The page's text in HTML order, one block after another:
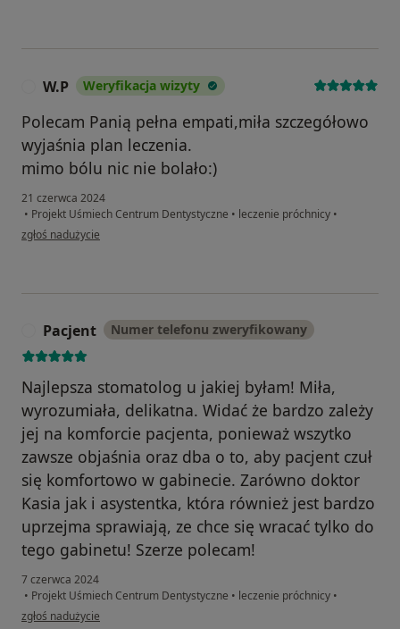
W.P Weryfikacja wizyty
Polecam Panią pełna empati,miła szczegółowo
wyjaśnia plan leczenia.
mimo bólu nic nie bolało:)
21 czerwca 2024
• Projekt Uśmiech Centrum Dentystyczne • leczenie próchnicy •
w opinii użytkownika W.P
zgłoś nadużycie
Pacjent Numer telefonu zweryfikowany
Najlepsza stomatolog u jakiej byłam! Miła,
wyrozumiała, delikatna. Widać że bardzo zależy
jej na komforcie pacjenta, ponieważ wszytko
zawsze objaśnia oraz dba o to, aby pacjent czuł
się komfortowo w gabinecie. Zarówno doktor
Kasia jak i asystentka, która również jest bardzo
uprzejma sprawiają, ze chce się wracać tylko do
tego gabinetu! Szerze polecam!
7 czerwca 2024
• Projekt Uśmiech Centrum Dentystyczne • leczenie próchnicy •
w opinii użytkownika Pacjent
zgłoś nadużycie